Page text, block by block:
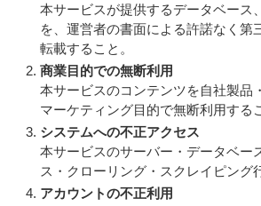
本サービスが提供するデータベース
を、運営者の書面による許諾なく第
転載すること。
商業目的での無断利用
本サービスのコンテンツを自社製品
マーケティング目的で無断利用する
システムへの不正アクセス
本サービスのサーバー・データベー
ス・クローリング・スクレイピング
アカウントの不正利用